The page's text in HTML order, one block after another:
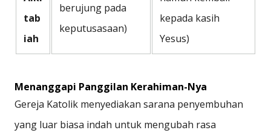
tab
iah
berujung pada
keputusasaan)
kepada kasih
Yesus)
Menanggapi Panggilan Kerahiman-Nya
Gereja Katolik menyediakan sarana penyembuhan
yang luar biasa indah untuk mengubah rasa